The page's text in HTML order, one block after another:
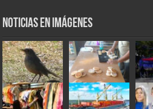
Noticias en Imágenes